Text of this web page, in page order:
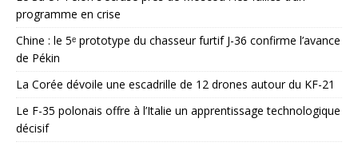
programme en crise
Chine : le 5ᵉ prototype du chasseur furtif J-36 confirme l’avance
de Pékin
La Corée dévoile une escadrille de 12 drones autour du KF-21
Le F-35 polonais offre à l’Italie un apprentissage technologique
décisif